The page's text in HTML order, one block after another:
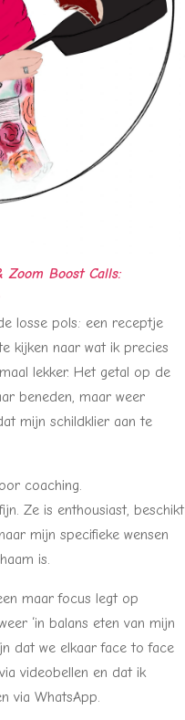
Zoom Boost Calls:
losse pols: een receptje
kijken naar wat ik precies
lekker. Het getal op de
beneden, maar weer
mijn schildklier aan te
coaching.
Ze is enthousiast, beschikt
mijn specifieke wensen
is.
maar focus legt op
‘in balans eten van mijn
dat we elkaar face to face
videobellen en dat ik
via WhatsApp.